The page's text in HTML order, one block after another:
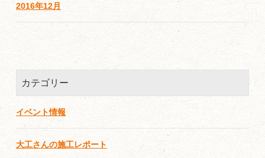
2016年12月
カテゴリー
イベント情報
大工さんの施工レポート